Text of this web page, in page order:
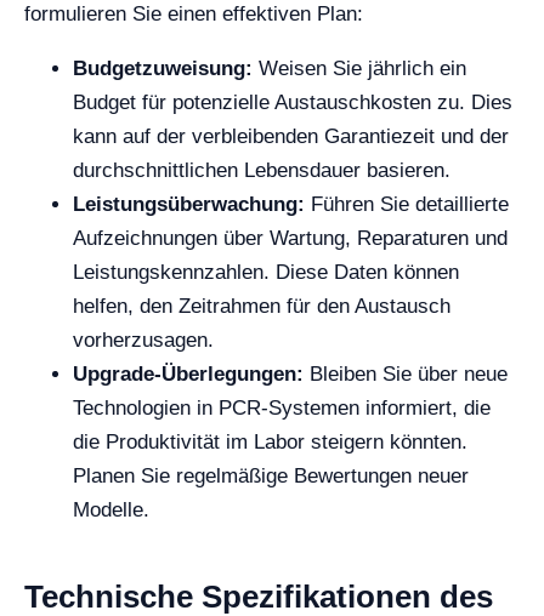
formulieren Sie einen effektiven Plan:
Budgetzuweisung: Weisen Sie jährlich ein
Budget für potenzielle Austauschkosten zu. Dies
kann auf der verbleibenden Garantiezeit und der
durchschnittlichen Lebensdauer basieren.
Leistungsüberwachung: Führen Sie detaillierte
Aufzeichnungen über Wartung, Reparaturen und
Leistungskennzahlen. Diese Daten können
helfen, den Zeitrahmen für den Austausch
vorherzusagen.
Upgrade-Überlegungen: Bleiben Sie über neue
Technologien in PCR-Systemen informiert, die
die Produktivität im Labor steigern könnten.
Planen Sie regelmäßige Bewertungen neuer
Modelle.
Technische Spezifikationen des